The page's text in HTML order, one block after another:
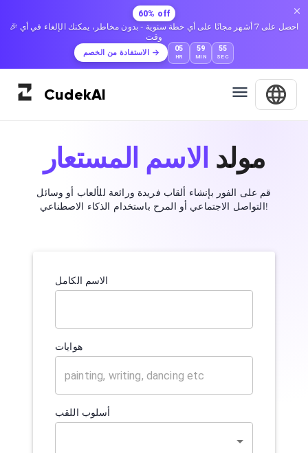
60% off
🎉 احصل على 7 أشهر مجانًا على أي خطة سنوية - بدون مخاطر، يمكنك الإلغاء في أي
وقت
الاستفادة من الخصم 05
HR
59
MIN
54
SEC
CudekAI
مولد الاسم المستعار
قم على الفور بإنشاء ألقاب فريدة ورائعة للألعاب أو وسائل
التواصل الاجتماعي أو المرح باستخدام الذكاء الاصطناعي!
الاسم الكامل
هوايات
أسلوب اللقب